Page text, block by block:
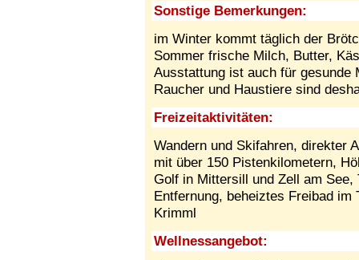
Sonstige Bemerkungen:
im Winter kommt täglich der
Sommer frische Milch, Butter,
Ausstattung ist auch für gesunde
Raucher und Haustiere sind
Freizeitaktivitäten:
Wandern und Skifahren, direkter
mit über 150 Pistenkilometern,
Golf in Mittersill und Zell am See,
Entfernung, beheiztes Freibad
Krimml
Wellnessangebot: